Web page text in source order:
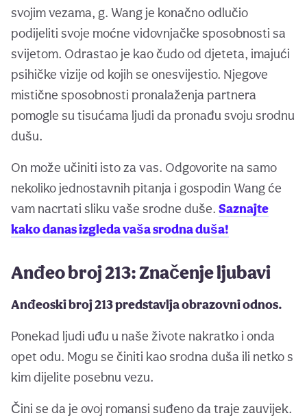
svojim vezama, g. Wang je konačno odlučio
podijeliti svoje moćne vidovnjačke sposobnosti sa
svijetom. Odrastao je kao čudo od djeteta, imajući
psihičke vizije od kojih se onesvijestio. Njegove
mistične sposobnosti pronalaženja partnera
pomogle su tisućama ljudi da pronađu svoju srodnu
dušu.
On može učiniti isto za vas. Odgovorite na samo
nekoliko jednostavnih pitanja i gospodin Wang će
vam nacrtati sliku vaše srodne duše. Saznajte
kako danas izgleda vaša srodna duša!
Anđeo broj 213: Značenje ljubavi
Anđeoski broj 213 predstavlja obrazovni odnos.
Ponekad ljudi uđu u naše živote nakratko i onda
opet odu. Mogu se činiti kao srodna duša ili netko s
kim dijelite posebnu vezu.
Čini se da je ovoj romansi suđeno da traje zauvijek.